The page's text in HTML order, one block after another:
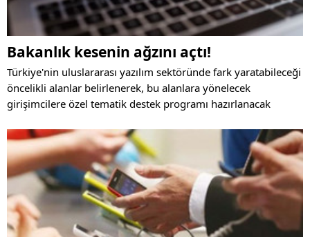
Bakanlık kesenin ağzını açtı!
Türkiye'nin uluslararası yazılım sektöründe fark yaratabileceği
öncelikli alanlar belirlenerek, bu alanlara yönelecek
girişimcilere özel tematik destek programı hazırlanacak